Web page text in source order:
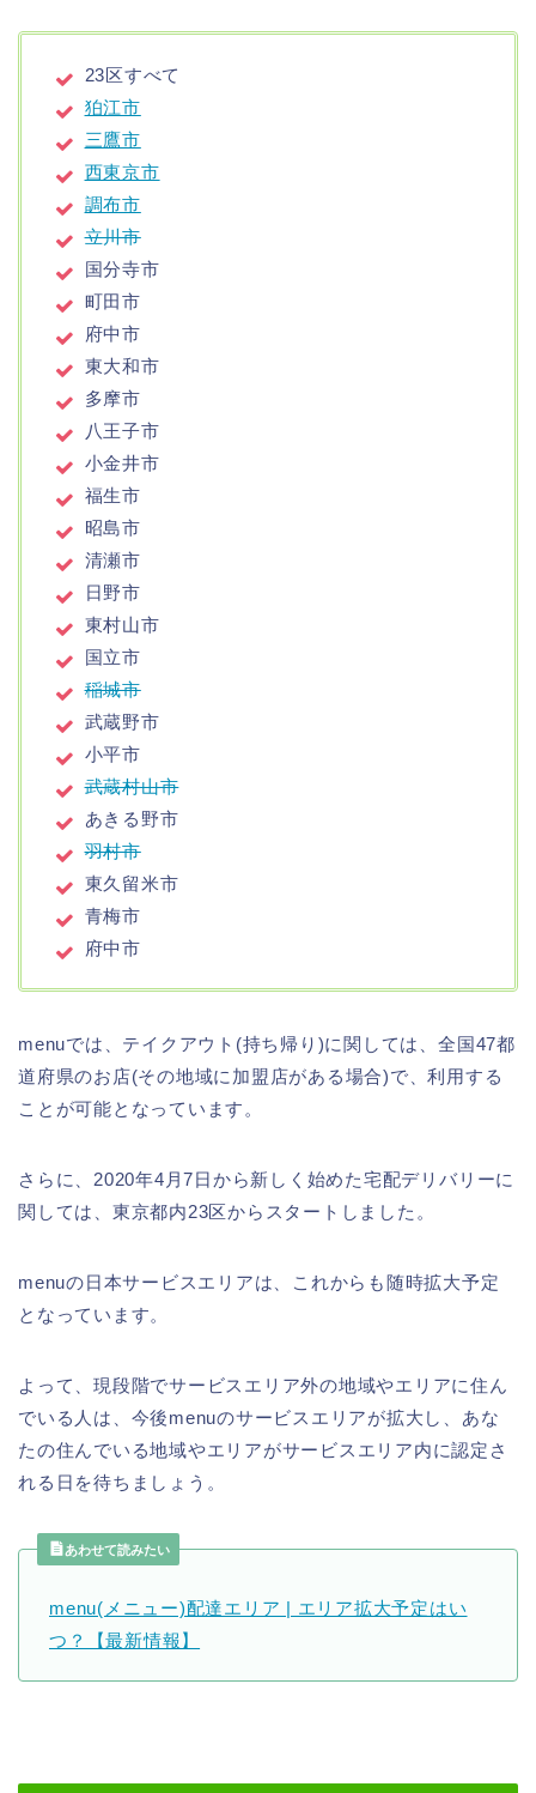
23区すべて
狛江市
三鷹市
西東京市
調布市
立川市
国分寺市
町田市
府中市
東大和市
多摩市
八王子市
小金井市
福生市
昭島市
清瀬市
日野市
東村山市
国立市
稲城市
武蔵野市
小平市
武蔵村山市
あきる野市
羽村市
東久留米市
青梅市
府中市
menuでは、テイクアウト(持ち帰り)に関しては、全国47都
道府県のお店(その地域に加盟店がある場合)で、利用する
ことが可能となっています。
さらに、2020年4月7日から新しく始めた宅配デリバリーに
関しては、東京都内23区からスタートしました。
menuの日本サービスエリアは、これからも随時拡大予定
となっています。
よって、現段階でサービスエリア外の地域やエリアに住ん
でいる人は、今後menuのサービスエリアが拡大し、あな
たの住んでいる地域やエリアがサービスエリア内に認定さ
れる日を待ちましょう。
あわせて読みたい
menu(メニュー)配達エリア | エリア拡大予定はい
つ？【最新情報】